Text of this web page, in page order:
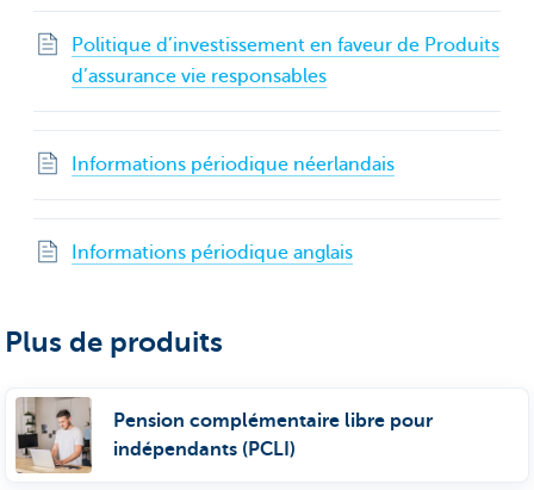
Politique d’investissement en faveur de Produits
d’assurance vie responsables
Informations périodique néerlandais
Informations périodique anglais
Plus de produits
Pension complémentaire libre pour
indépendants (PCLI)